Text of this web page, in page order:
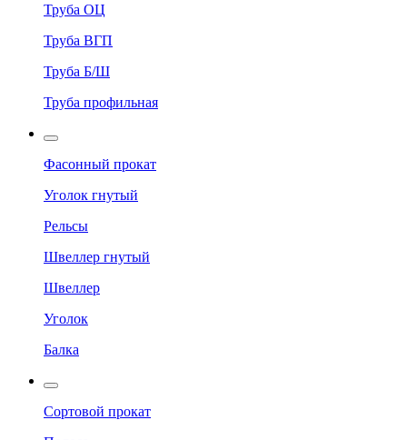
Труба ОЦ
Труба ВГП
Труба Б/Ш
Труба профильная
Фасонный прокат
Уголок гнутый
Рельсы
Швеллер гнутый
Швеллер
Уголок
Балка
Сортовой прокат